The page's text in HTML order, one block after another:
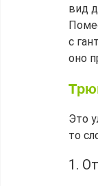
вид
с
оно
Это
то
1.